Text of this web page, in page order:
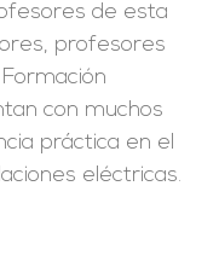
de esta
profesores
con muchos
práctica en el
eléctricas.